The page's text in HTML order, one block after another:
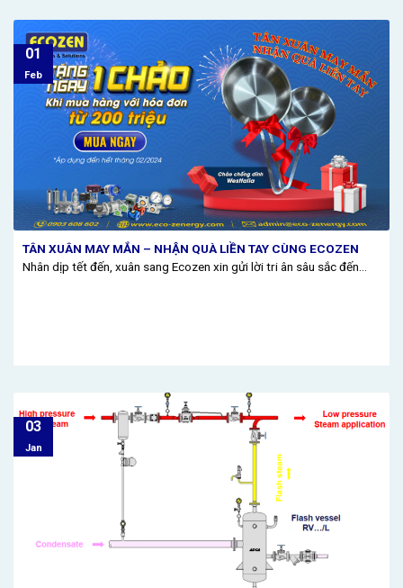
TÂN XUÂN MAY MẮN – NHẬN QUÀ LIỀN TAY CÙNG ECOZEN
Nhân dịp tết đến, xuân sang Ecozen xin gửi lời tri ân sâu sắc đến...
01
Feb
03
Jan